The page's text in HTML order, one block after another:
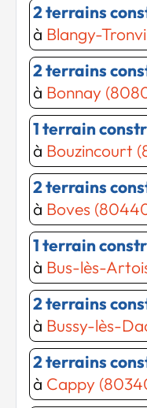
2 terrains
à Blangy-
2 terrains
à Bonnay
1 terrain
à Bouzincourt
2 terrains
à Boves
1 terrain
à Bus-lès-
2 terrains
à Bussy-lès-
2 terrains
à Cappy